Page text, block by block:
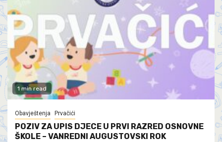
1 min read
Obavještenja Prvačići
POZIV ZA UPIS DJECE U PRVI RAZRED OSNOVNE
ŠKOLE – VANREDNI AUGUSTOVSKI ROK